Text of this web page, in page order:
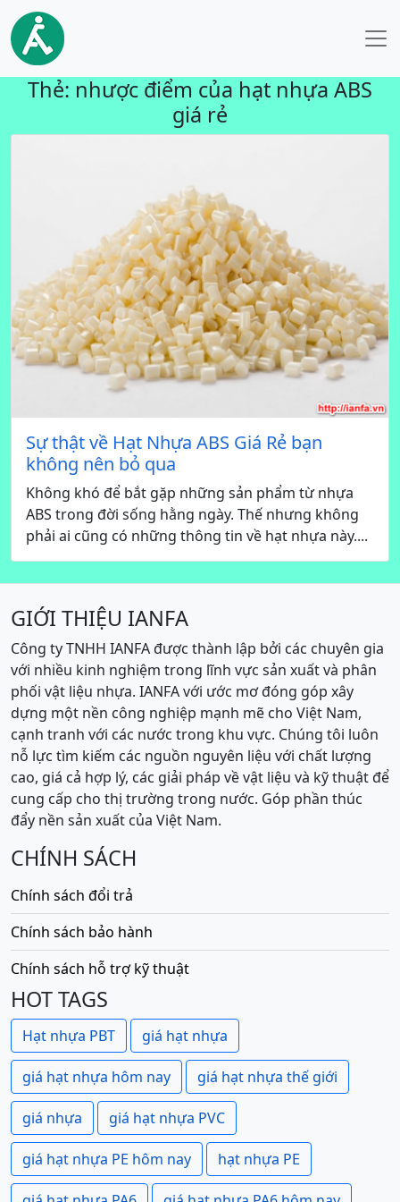
Thẻ: nhược điểm của hạt nhựa ABS
giá rẻ
Sự thật về Hạt Nhựa ABS Giá Rẻ bạn
không nên bỏ qua
Không khó để bắt gặp những sản phẩm từ nhựa
ABS trong đời sống hằng ngày. Thế nhưng không
phải ai cũng có những thông tin về hạt nhựa này....
GIỚI THIỆU IANFA
Công ty TNHH IANFA được thành lập bởi các chuyên gia
với nhiều kinh nghiệm trong lĩnh vực sản xuất và phân
phối vật liệu nhựa. IANFA với ước mơ đóng góp xây
dựng một nền công nghiệp mạnh mẽ cho Việt Nam,
cạnh tranh với các nước trong khu vực. Chúng tôi luôn
nỗ lực tìm kiếm các nguồn nguyên liệu với chất lượng
cao, giá cả hợp lý, các giải pháp về vật liệu và kỹ thuật để
cung cấp cho thị trường trong nước. Góp phần thúc
đẩy nền sản xuất của Việt Nam.
CHÍNH SÁCH
Chính sách đổi trả
Chính sách bảo hành
Chính sách hỗ trợ kỹ thuật
HOT TAGS
Hạt nhựa PBT giá hạt nhựa
giá hạt nhựa hôm nay giá hạt nhựa thế giới
giá nhựa giá hạt nhựa PVC
giá hạt nhựa PE hôm nay hạt nhựa PE